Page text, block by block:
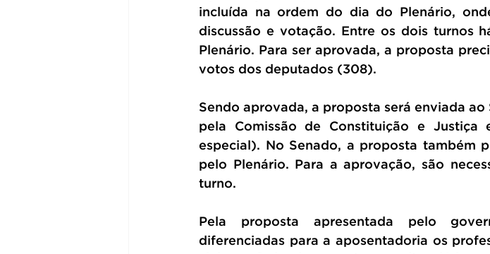
incluída na ordem do dia do Plenário,
discussão e votação. Entre os dois turnos
Plenário. Para ser aprovada, a proposta
votos dos deputados (308).
Sendo aprovada, a proposta será enviada ao
pela Comissão de Constituição e Justiça
especial). No Senado, a proposta também
pelo Plenário. Para a aprovação, são
turno.
Pela proposta apresentada pelo
diferenciadas para a aposentadoria os